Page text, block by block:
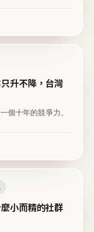
升不降，台灣
個十年的競爭力。
小而精的社群